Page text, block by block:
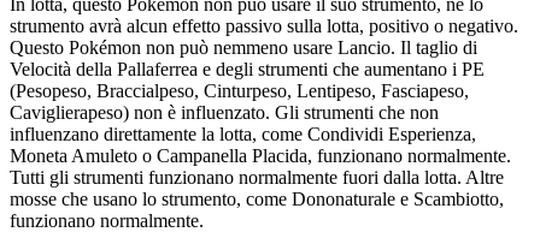
strumento avrà alcun effetto passivo sulla lotta, positivo o negativo.
Questo Pokémon non può nemmeno usare Lancio. Il taglio di
Velocità della Pallaferrea e degli strumenti che aumentano i PE
(Pesopeso, Braccialpeso, Cinturpeso, Lentipeso, Fasciapeso,
Caviglierapeso) non è influenzato. Gli strumenti che non
influenzano direttamente la lotta, come Condividi Esperienza,
Moneta Amuleto o Campanella Placida, funzionano normalmente.
Tutti gli strumenti funzionano normalmente fuori dalla lotta. Altre
mosse che usano lo strumento, come Dononaturale e Scambiotto,
funzionano normalmente.